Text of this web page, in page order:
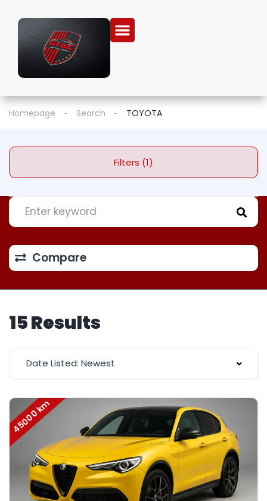
Homepage Search TOYOTA
Filters (1)
Compare
15 Results
Date Listed: Newest
45000 km